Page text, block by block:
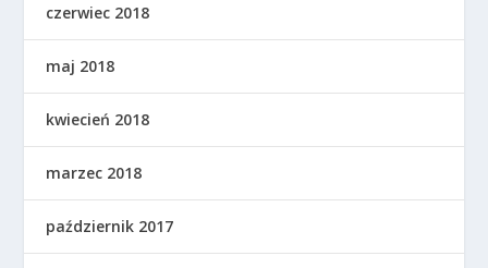
czerwiec 2018
maj 2018
kwiecień 2018
marzec 2018
październik 2017